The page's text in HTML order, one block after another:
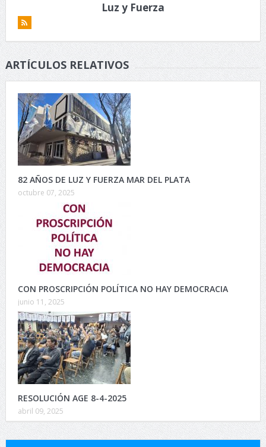
Luz y Fuerza
ARTÍCULOS RELATIVOS
82 AÑOS DE LUZ Y FUERZA MAR DEL PLATA
octubre 07, 2025
CON PROSCRIPCIÓN POLÍTICA NO HAY DEMOCRACIA
junio 11, 2025
RESOLUCIÓN AGE 8-4-2025
abril 09, 2025